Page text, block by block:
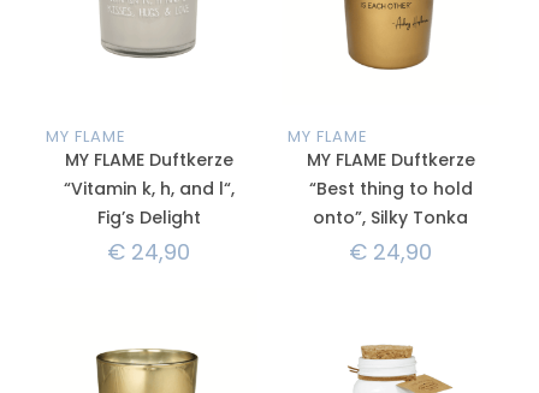
MY FLAME
MY FLAME Duftkerze
“Vitamin k, h, and l“,
Fig’s Delight
€ 24,90
MY FLAME
MY FLAME Duftkerze
“Best thing to hold
onto”, Silky Tonka
€ 24,90